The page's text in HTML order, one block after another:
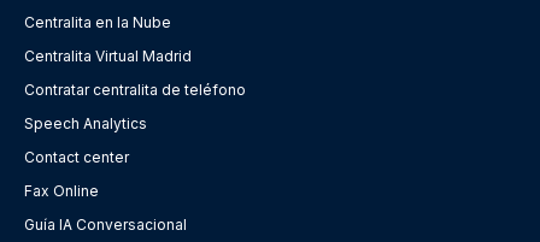
Centralita en la Nube
Centralita Virtual Madrid
Contratar centralita de teléfono
Speech Analytics
Contact center
Fax Online
Guía IA Conversacional